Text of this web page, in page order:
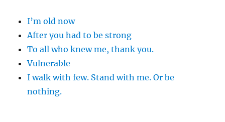
I’m old now
After you had to be strong
To all who knew me, thank you.
Vulnerable
I walk with few. Stand with me. Or be
nothing.